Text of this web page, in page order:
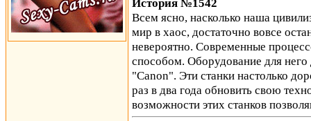
История №1542
Всем ясно, насколько наша
мир в хаос, достаточно вовсе
невероятно. Современные
способом. Оборудование для
"Canon". Эти станки настолько
раз в два года обновить свою
возможности этих станков